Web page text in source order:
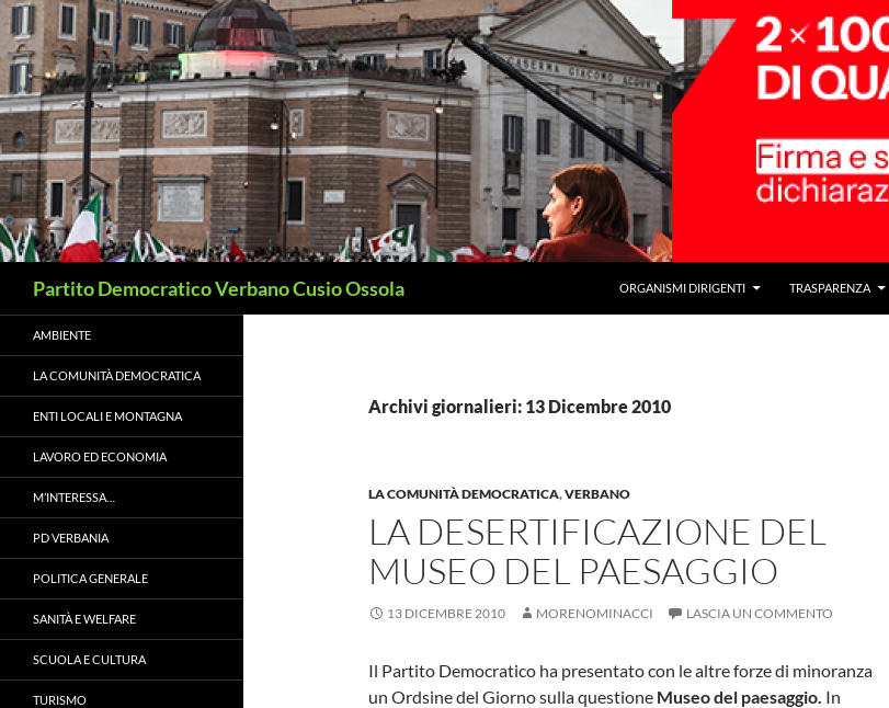
Vai
al
contenuto
Partito Democratico Verbano Cusio Ossola ORGANISMI DIRIGENTI TRASPARENZA
Archivi giornalieri: 13 Dicembre 2010
LA COMUNITÀ DEMOCRATICA,VERBANO
LA DESERTIFICAZIONE DEL
MUSEO DEL PAESAGGIO
13 DICEMBRE 2010 MORENOMINACCI LASCIA UN COMMENTO
Il Partito Democratico ha presentato con le altre forze di minoranza
un Ordsine del Giorno sulla questione Museo del paesaggio. In
AMBIENTE
LA COMUNITÀ DEMOCRATICA
ENTI LOCALI E MONTAGNA
LAVORO ED ECONOMIA
M’INTERESSA…
PD VERBANIA
POLITICA GENERALE
SANITÀ E WELFARE
SCUOLA E CULTURA
TURISMO